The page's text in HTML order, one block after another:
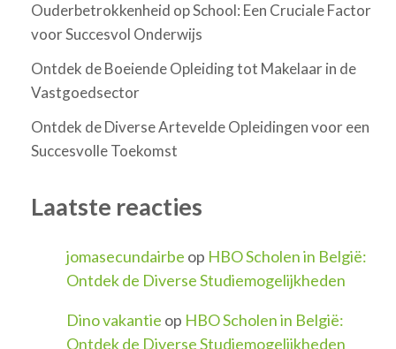
Ouderbetrokkenheid op School: Een Cruciale Factor
voor Succesvol Onderwijs
Ontdek de Boeiende Opleiding tot Makelaar in de
Vastgoedsector
Ontdek de Diverse Artevelde Opleidingen voor een
Succesvolle Toekomst
Laatste reacties
jomasecundairbe op HBO Scholen in België:
Ontdek de Diverse Studiemogelijkheden
Dino vakantie op HBO Scholen in België:
Ontdek de Diverse Studiemogelijkheden